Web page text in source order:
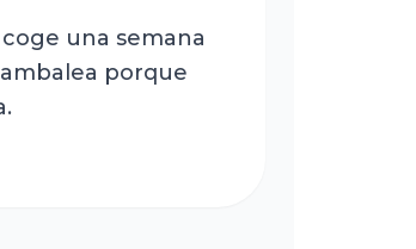
una semana
porque